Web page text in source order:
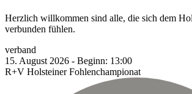
Herzlich willkommen sind alle, die sich dem
verbunden fühlen.
verband
15. August 2026 - Beginn: 13:00
R+V Holsteiner Fohlenchampionat